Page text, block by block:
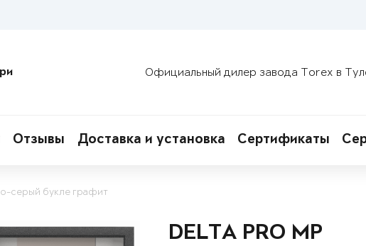
Официальный дилер завода Torex в
Отзывы Доставка и установка Сертификаты
серый букле графит
DELTA PRO MP